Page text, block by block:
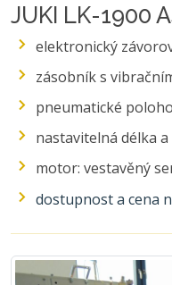
JUKI LK-1900
elektronický
zásobník s
pneumatické
nastavitelná délka
motor: vestavěný
dostupnost a cena